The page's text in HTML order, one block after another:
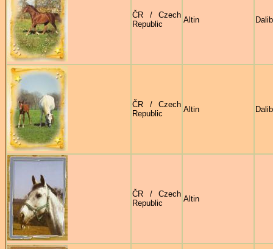
ČR / Czech
Republic
Altin
ČR / Czech
Republic
Altin
ČR / Czech
Republic
Altin